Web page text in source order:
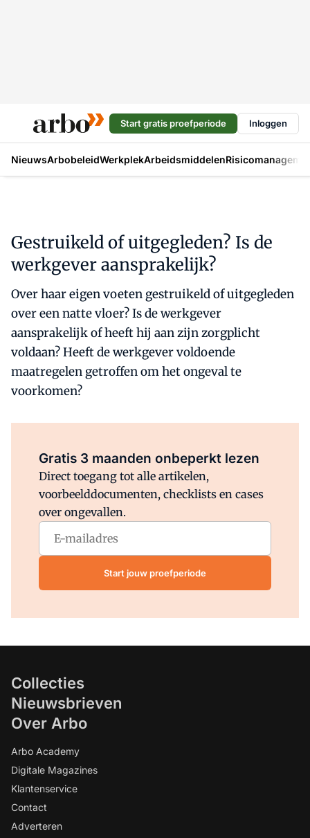
Start gratis proefperiode Inloggen
NieuwsArbobeleidWerkplekArbeidsmiddelen
Gestruikeld of uitgegleden? Is de
werkgever aansprakelijk?
Over haar eigen voeten gestruikeld of uitgegleden
over een natte vloer? Is de werkgever
aansprakelijk of heeft hij aan zijn zorgplicht
voldaan? Heeft de werkgever voldoende
maatregelen getroffen om het ongeval te
voorkomen?
Gratis 3 maanden onbeperkt lezen
Direct toegang tot alle artikelen,
voorbeelddocumenten, checklists en cases
over ongevallen.
Start jouw proefperiode
Collecties
Nieuwsbrieven
Over Arbo
Arbo Academy
Digitale Magazines
Klantenservice
Contact
Adverteren